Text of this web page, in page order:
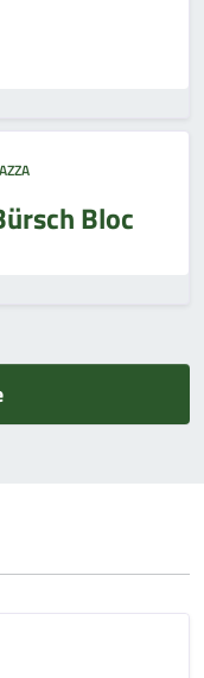
Bloc